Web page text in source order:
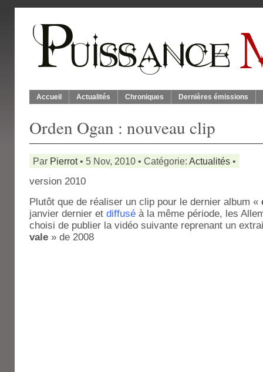
Accueil Actualités Chroniques Dernières émissions
Orden Ogan : nouveau clip
Par Pierrot• 5 Nov, 2010 • Catégorie: Actualités •
version 2010
Plutôt que de réaliser un clip pour le dernier album «
janvier dernier et diffusé à la même période, les
choisi de publier la vidéo suivante reprenant un
vale » de 2008